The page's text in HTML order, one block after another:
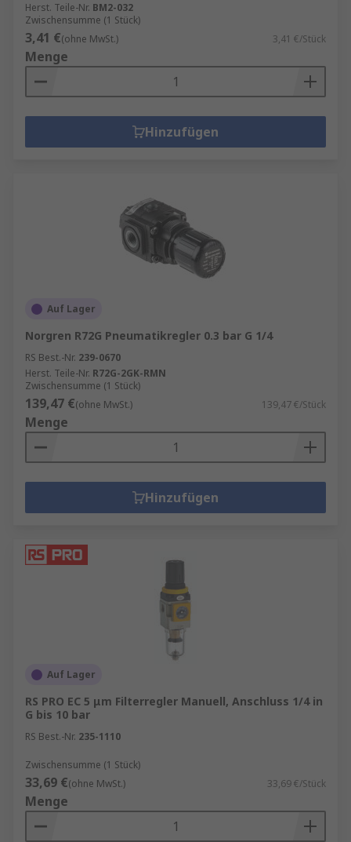
Herst. Teile-Nr. BM2-032
Zwischensumme (1 Stück)
3,41 €(ohne MwSt.) 3,41 €/Stück
Menge
Hinzufügen
Auf Lager
Norgren R72G Pneumatikregler 0.3 bar G 1/4
RS Best.-Nr. 239-0670
Herst. Teile-Nr. R72G-2GK-RMN
Zwischensumme (1 Stück)
139,47 €(ohne MwSt.) 139,47 €/Stück
Menge
Hinzufügen
Auf Lager
RS PRO EC 5 μm Filterregler Manuell, Anschluss 1/4 in
G bis 10 bar
RS Best.-Nr. 235-1110
Zwischensumme (1 Stück)
33,69 €(ohne MwSt.) 33,69 €/Stück
Menge